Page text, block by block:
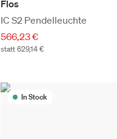
Flos
IC S2 Pendelleuchte
566,23 €
statt 629,14 €
In Stock